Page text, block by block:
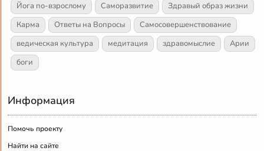
Йога по-взрослому
Саморазвитие
Здравый образ жизни
Карма
Ответы на Вопросы
Самосовершенствование
ведическая культура
медитация здравомыслие
Арии
боги
Информация
Помочь проекту
Найти на сайте